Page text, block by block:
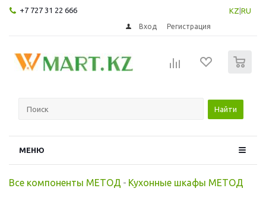
+7 727 31 22 666 KZ RU
Вход Регистрация
Найти
МЕНЮ
Все компоненты МЕТОД - Кухонные шкафы МЕТОД